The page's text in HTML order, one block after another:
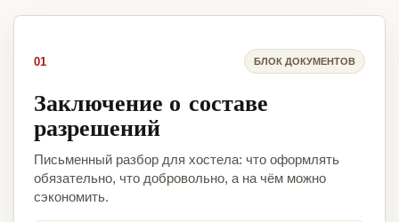
01 БЛОК ДОКУМЕНТОВ
Заключение о составе
разрешений
Письменный разбор для хостела: что оформлять
обязательно, что добровольно, а на чём можно
сэкономить.